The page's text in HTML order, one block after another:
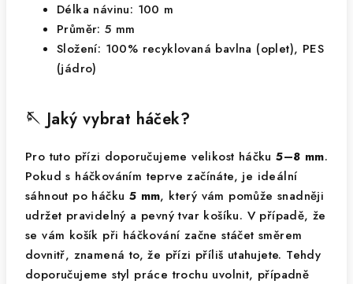
Délka návinu: 100 m
Průměr: 5 mm
Složení: 100% recyklovaná bavlna (oplet), PES
(jádro)
🪡 Jaký vybrat háček?
Pro tuto přízi doporučujeme velikost háčku5–8 mm.
Pokud s háčkováním teprve začínáte, je ideální
sáhnout po háčku 5 mm, který vám pomůže snadněji
udržet pravidelný a pevný tvar košíku. V případě, že
se vám košík při háčkování začne stáčet směrem
dovnitř, znamená to, že přízi příliš utahujete. Tehdy
doporučujeme styl práce trochu uvolnit, případně